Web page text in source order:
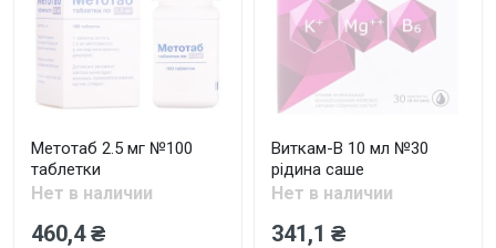
Метотаб 2.5 мг №100
таблетки
Нет в наличии
460,4 ₴
Виткам-В 10 мл №30
рідина саше
Нет в наличии
341,1 ₴